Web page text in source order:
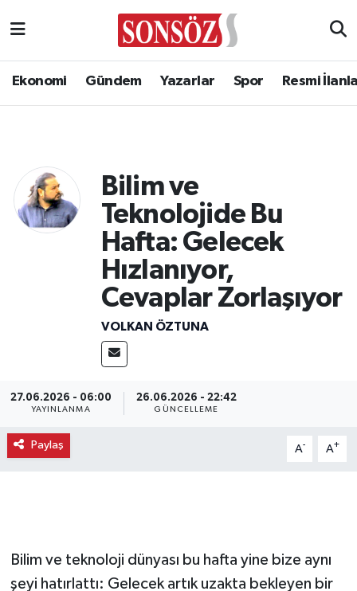
Ekonomi Gündem Yazarlar Spor Resmi
Bilim ve
Teknolojide Bu
Hafta: Gelecek
Hızlanıyor,
Cevaplar Zorlaşıyor
VOLKAN ÖZTUNA
27.06.2026 - 06:00
YAYINLANMA
26.06.2026 - 22:42
GÜNCELLEME
Paylaş A- A+
Bilim ve teknoloji dünyası bu hafta yine bize aynı
şeyi hatırlattı: Gelecek artık uzakta bekleyen bir